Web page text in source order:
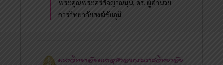
พระคุณพระศรีสัจญาณมุนี, ดร. ผู้อำนวย
การวิทยาลัยสงฆ์ชัยภูมิ